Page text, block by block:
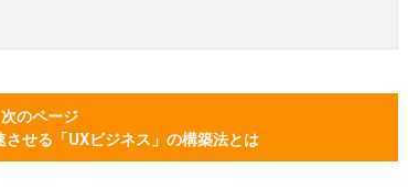
次のページ
せる「UXビジネス」の構築法とは